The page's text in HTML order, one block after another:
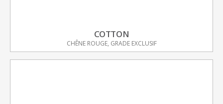
COTTON
CHÊNE ROUGE, GRADE EXCLUSIF